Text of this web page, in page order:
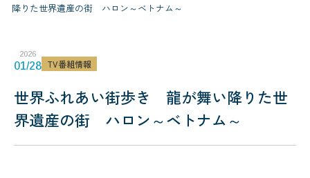
降りた世界遺産の街 ハロン～ベトナム～
2026
01/28 TV番組情報
世界ふれあい街歩き 龍が舞い降りた世
界遺産の街 ハロン～ベトナム～